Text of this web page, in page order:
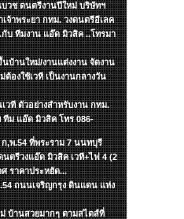
วช ดนตรีงานปีใหม่ บริษัทฯ
จ้าพระยา กทม. วงดนตรีอีเลค
บ ทีมงาน แอ๊ด มิวสิค ..โทรมา
บ้านใหม่/งานแต่งงาน จัดงาน
องใช้เวที เป็นงานกลางวัน
เวที ตัวอย่างสำหรับงาน กทม.
ทีม แอ๊ด มิวสิค โทร 086-
,พ.54 ที่พระราม 7 นนทบุรี
ตรีวงแอ๊ด มิวสิค เวที+ไฟ 4 (2
ราคาประหยัด...
ถนนเจริญกรุง ดินแดน แห่ง
บ้านสวยมากๆ ตามสไตส์ที่